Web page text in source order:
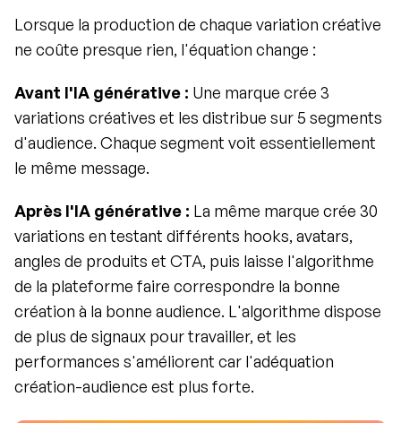
Lorsque la production de chaque variation créative
ne coûte presque rien, l'équation change :
Avant l'IA générative : Une marque crée 3
variations créatives et les distribue sur 5 segments
d'audience. Chaque segment voit essentiellement
le même message.
Après l'IA générative : La même marque crée 30
variations en testant différents hooks, avatars,
angles de produits et CTA, puis laisse l'algorithme
de la plateforme faire correspondre la bonne
création à la bonne audience. L'algorithme dispose
de plus de signaux pour travailler, et les
performances s'améliorent car l'adéquation
création-audience est plus forte.